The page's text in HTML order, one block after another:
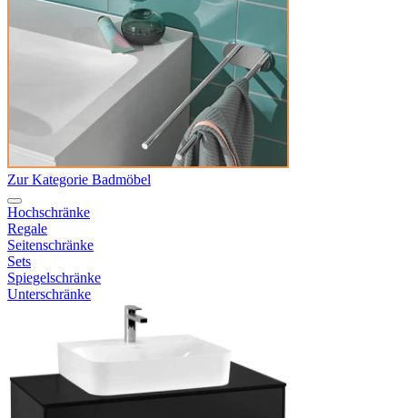
Zur Kategorie Badmöbel
Hochschränke
Regale
Seitenschränke
Sets
Spiegelschränke
Unterschränke